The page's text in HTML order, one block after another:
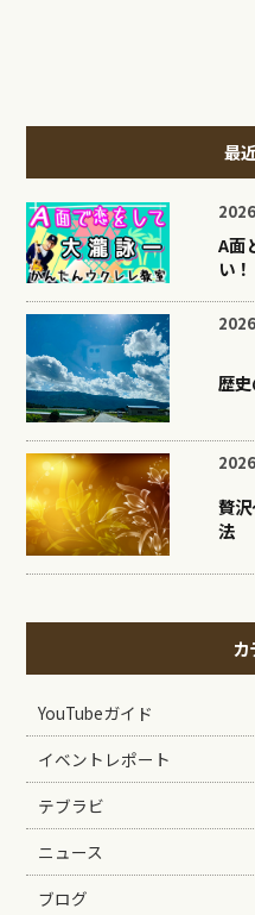
最
A面
い！
歴史
贅
法
カ
YouTubeガイド
イベントレポート
テブラビ
ニュース
ブログ